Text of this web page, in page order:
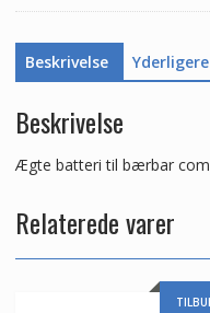
Beskrivelse
Beskrivelse
Ægte batteri til bærbar
Relaterede varer